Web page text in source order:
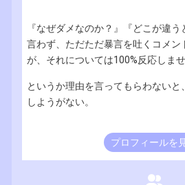
『なぜダメなのか？』『どこが違
言わず、ただただ暴言を吐くコメン
が、それについては100%反応しませ
というか理由を言ってもらわないと
しようがない。
プロフィールを